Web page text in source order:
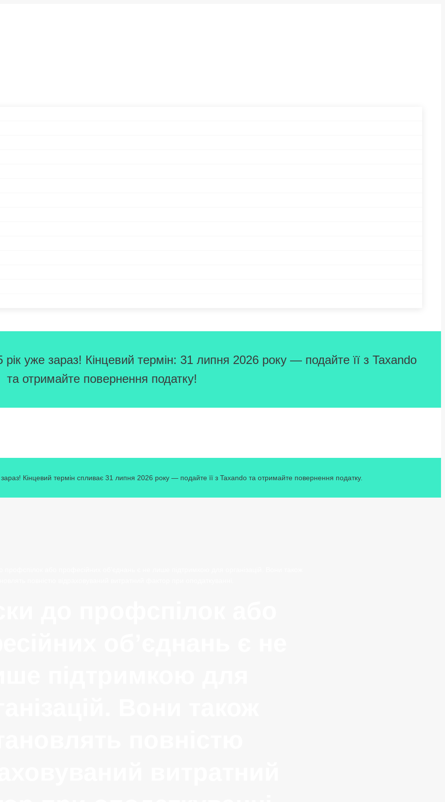
уже зараз! Кінцевий термін: 31 липня 2026 року — подайте її з Taxando
та отримайте повернення податку!
Кінцевий термін спливає 31 липня 2026 року — подайте її з Taxando та отримайте повернення податку.